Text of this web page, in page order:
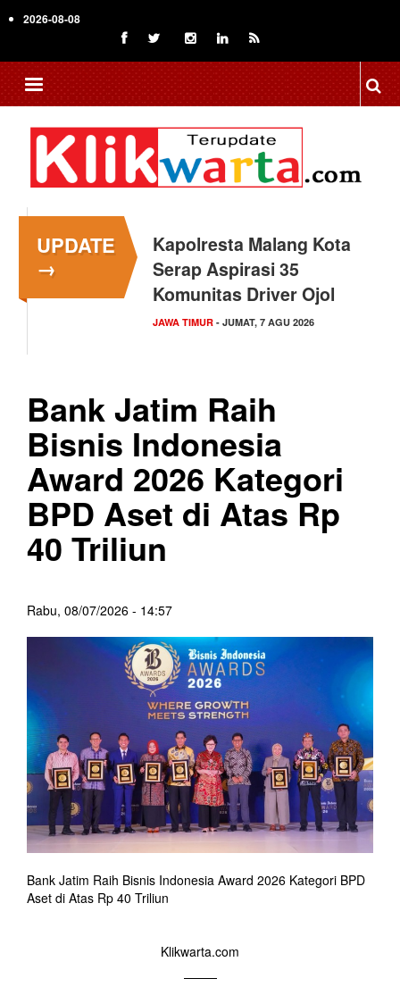
to
content
2026-08-08
UPDATE
→
Kapolresta Malang Kota
Serap Aspirasi 35
Komunitas Driver Ojol
JAWA TIMUR - JUMAT, 7 AGU 2026
Bank Jatim Raih
Bisnis Indonesia
Award 2026 Kategori
BPD Aset di Atas Rp
40 Triliun
Rabu, 08/07/2026 - 14:57
Bank Jatim Raih Bisnis Indonesia Award 2026 Kategori BPD
Aset di Atas Rp 40 Triliun
Klikwarta.com